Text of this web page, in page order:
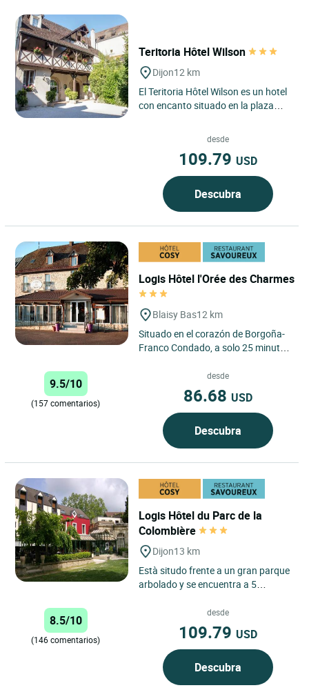
Teritoria Hôtel Wilson
Dijon12 km
El Teritoria Hôtel Wilson es un hotel
con encanto situado en la plaza
histórico de Dijon,...desde
109.79 USD
Descubra
Logis Hôtel l'Orée des Charmes
Blaisy Bas12 km
Situado en el corazón de Borgoña-
Franco Condado, a solo 25 minutos
Charmes le da...
9.5/10
(157 comentarios)
desde
86.68 USD
Descubra
Logis Hôtel du Parc de la
Colombière
Dijon13 km
Està situdo frente a un gran parque
arbolado y se encuentra a 5
tiene habitaciones para...
8.5/10
(146 comentarios)
desde
109.79 USD
Descubra